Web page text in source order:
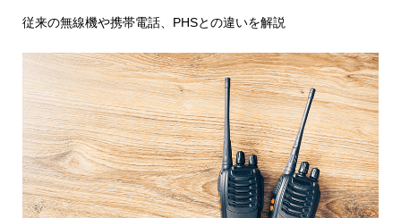
従来の無線機や携帯電話、PHSとの違いを解説